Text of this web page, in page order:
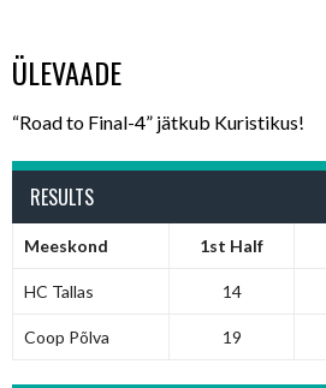
ÜLEVAADE
“Road to Final-4” jätkub Kuristikus!
RESULTS
Meeskond 1st Half
HC Tallas 14
Coop Põlva 19